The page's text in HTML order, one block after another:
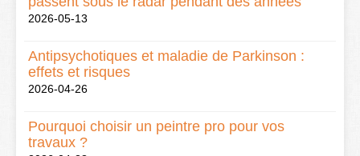
2026-05-13
Antipsychotiques et maladie de Parkinson :
effets et risques
2026-04-26
Pourquoi choisir un peintre pro pour vos
travaux ?